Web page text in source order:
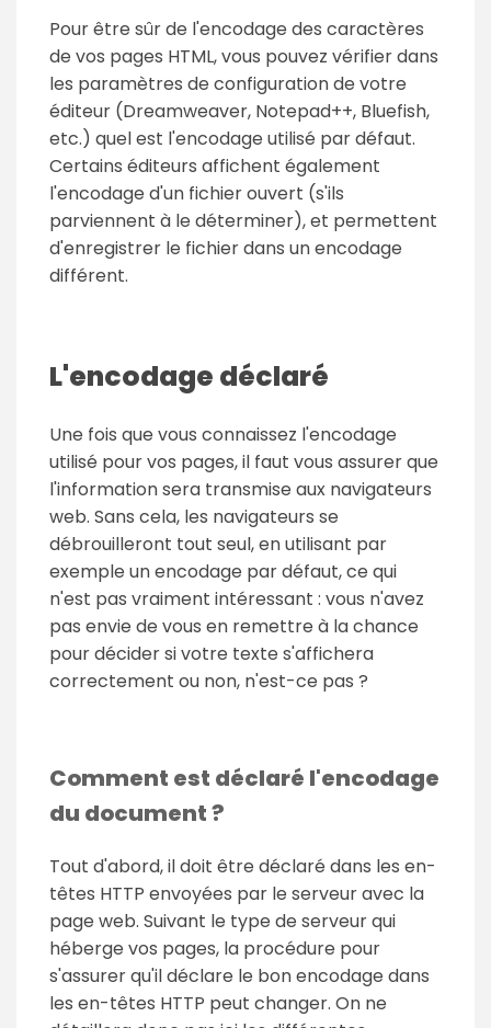
Pour être sûr de l'encodage des caractères
de vos pages HTML, vous pouvez vérifier dans
les paramètres de configuration de votre
éditeur (Dreamweaver, Notepad++, Bluefish,
etc.) quel est l'encodage utilisé par défaut.
Certains éditeurs affichent également
l'encodage d'un fichier ouvert (s'ils
parviennent à le déterminer), et permettent
d'enregistrer le fichier dans un encodage
différent.
L'encodage déclaré
Une fois que vous connaissez l'encodage
utilisé pour vos pages, il faut vous assurer que
l'information sera transmise aux navigateurs
web. Sans cela, les navigateurs se
débrouilleront tout seul, en utilisant par
exemple un encodage par défaut, ce qui
n'est pas vraiment intéressant : vous n'avez
pas envie de vous en remettre à la chance
pour décider si votre texte s'affichera
correctement ou non, n'est-ce pas ?
Comment est déclaré l'encodage
du document ?
Tout d'abord, il doit être déclaré dans les en-
têtes HTTP envoyées par le serveur avec la
page web. Suivant le type de serveur qui
héberge vos pages, la procédure pour
s'assurer qu'il déclare le bon encodage dans
les en-têtes HTTP peut changer. On ne